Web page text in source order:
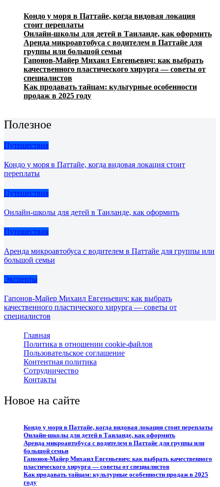
Кондо у моря в Паттайе, когда видовая локация
стоит переплаты
Онлайн-школы для детей в Таиланде, как оформить
Аренда микроавтобуса с водителем в Паттайе для
группы или большой семьи
Гапонов-Майер Михаил Евгеньевич: как выбрать
качественного пластического хирурга — советы от
специалистов
Как продавать тайцам: культурные особенности
продаж в 2025 году
Полезное
Путешествия
Кондо у моря в Паттайе, когда видовая локация стоит
переплаты
Путешествия
Онлайн-школы для детей в Таиланде, как оформить
Путешествия
Аренда микроавтобуса с водителем в Паттайе для группы или
большой семьи
Эксперты
Гапонов-Майер Михаил Евгеньевич: как выбрать
качественного пластического хирурга — советы от
специалистов
Главная
Политика в отношении cookie-файлов
Пользовательское соглашение
Контентная политика
Сотрудничество
Контакты
Новое на сайте
Кондо у моря в Паттайе, когда видовая локация стоит переплаты
Онлайн-школы для детей в Таиланде, как оформить
Аренда микроавтобуса с водителем в Паттайе для группы или
большой семьи
Гапонов-Майер Михаил Евгеньевич: как выбрать качественного
пластического хирурга — советы от специалистов
Как продавать тайцам: культурные особенности продаж в 2025
году